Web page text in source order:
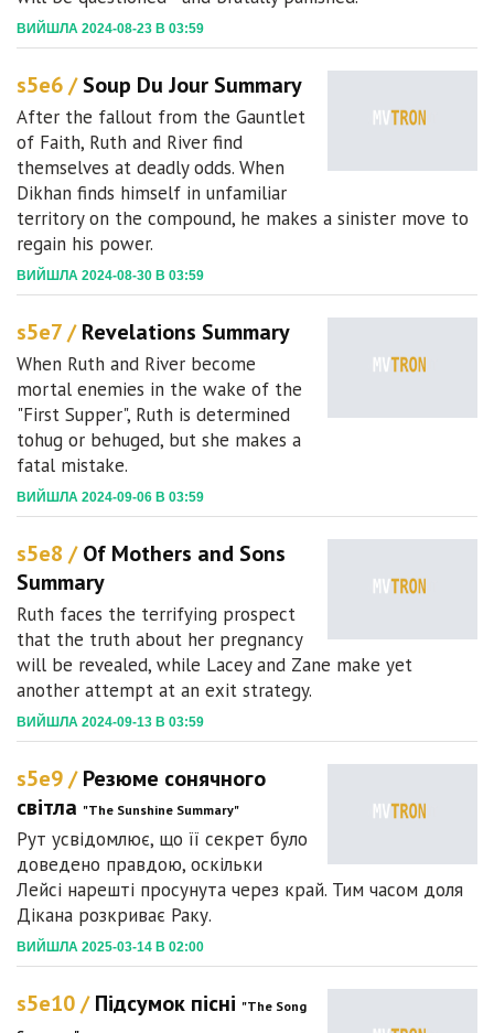
ВИЙШЛА 2024-08-23 В 03:59
s5e6 /Soup Du Jour Summary
After the fallout from the Gauntlet
of Faith, Ruth and River find
themselves at deadly odds. When
Dikhan finds himself in unfamiliar
territory on the compound, he makes a sinister move to
regain his power.
ВИЙШЛА 2024-08-30 В 03:59
s5e7 /Revelations Summary
When Ruth and River become
mortal enemies in the wake of the
"First Supper", Ruth is determined
tohug or behuged, but she makes a
fatal mistake.
ВИЙШЛА 2024-09-06 В 03:59
s5e8 /Of Mothers and Sons
Summary
Ruth faces the terrifying prospect
that the truth about her pregnancy
will be revealed, while Lacey and Zane make yet
another attempt at an exit strategy.
ВИЙШЛА 2024-09-13 В 03:59
s5e9 /Резюме сонячного
світла "The Sunshine Summary"
Рут усвідомлює, що її секрет було
доведено правдою, оскільки
Лейсі нарешті просунута через край. Тим часом доля
Дікана розкриває Раку.
ВИЙШЛА 2025-03-14 В 02:00
s5e10 /Підсумок пісні "The Song